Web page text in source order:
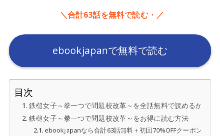
＼合計63話を無料で読む・／
ebookjapanで無料で読む
目次
鉄槌女子～拳一つで問題校改革～を全話無料で読めるか
鉄槌女子～拳一つで問題校改革～をお得に読む方法
ebookjapanなら合計63話無料＋初回70%OFFクーポン